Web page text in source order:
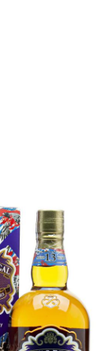
thể tạo nên